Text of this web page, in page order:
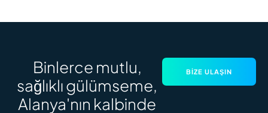
Binlerce mutlu,
sağlıklı gülümseme,
Alanya'nın kalbinde
BIZE ULAŞIN